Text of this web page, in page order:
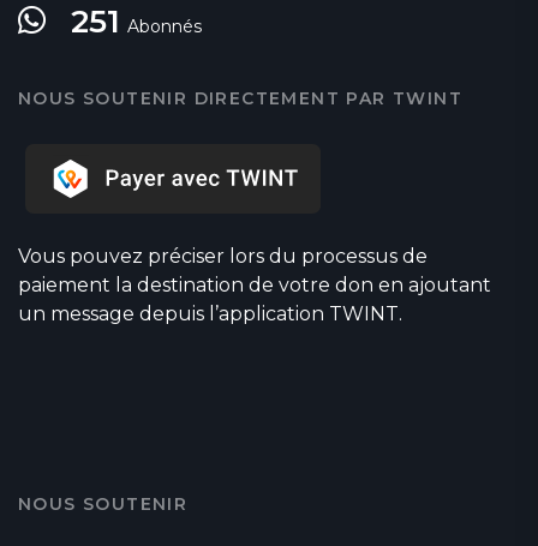
251 Abonnés
NOUS SOUTENIR DIRECTEMENT PAR TWINT
Vous pouvez préciser lors du processus de
paiement la destination de votre don en ajoutant
un message depuis l’application TWINT.
NOUS SOUTENIR